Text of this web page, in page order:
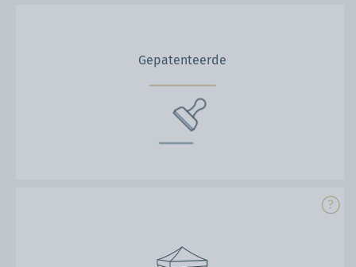
Gepatenteerde